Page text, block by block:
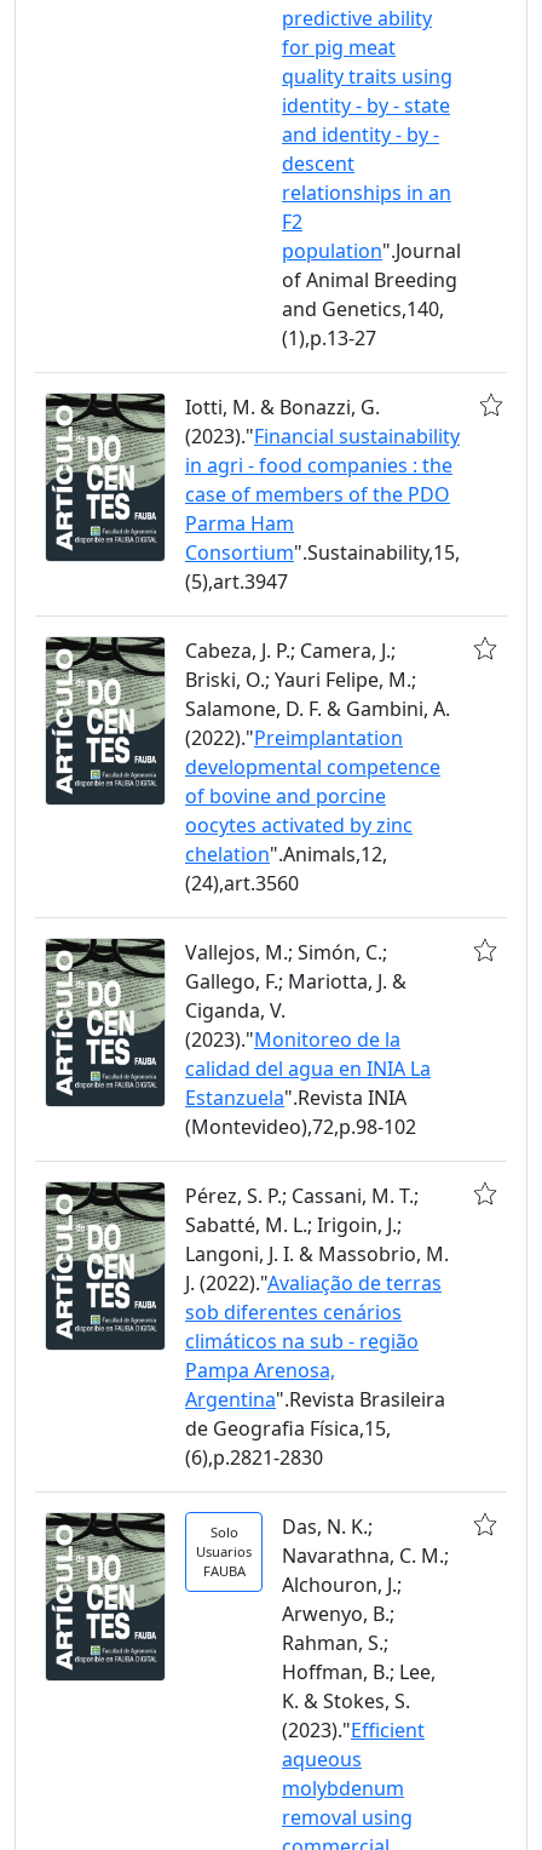
predictive ability
for pig meat
quality traits using
identity - by - state
and identity - by -
descent
relationships in an
F2
population".Journal
of Animal Breeding
and Genetics,140,
(1),p.13-27
Iotti, M. & Bonazzi, G.
(2023)."Financial sustainability
in agri - food companies : the
case of members of the PDO
Parma Ham
Consortium".Sustainability,15,
(5),art.3947
Cabeza, J. P.; Camera, J.;
Briski, O.; Yauri Felipe, M.;
Salamone, D. F. & Gambini, A.
(2022)."Preimplantation
developmental competence
of bovine and porcine
oocytes activated by zinc
chelation".Animals,12,
(24),art.3560
Vallejos, M.; Simón, C.;
Gallego, F.; Mariotta, J. &
Ciganda, V.
(2023)."Monitoreo de la
calidad del agua en INIA La
Estanzuela".Revista INIA
(Montevideo),72,p.98-102
Pérez, S. P.; Cassani, M. T.;
Sabatté, M. L.; Irigoin, J.;
Langoni, J. I. & Massobrio, M.
J. (2022)."Avaliação de terras
sob diferentes cenários
climáticos na sub - região
Pampa Arenosa,
Argentina".Revista Brasileira
de Geografia Física,15,
(6),p.2821-2830
Solo
Usuarios
FAUBA
Das, N. K.;
Navarathna, C. M.;
Alchouron, J.;
Arwenyo, B.;
Rahman, S.;
Hoffman, B.; Lee,
K. & Stokes, S.
(2023)."Efficient
aqueous
molybdenum
removal using